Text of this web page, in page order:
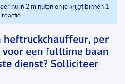
nu in 2 minuten en je krijgt binnen 1
reactie
heftruckchauffeur, per
een fulltime baan
dienst? Solliciteer